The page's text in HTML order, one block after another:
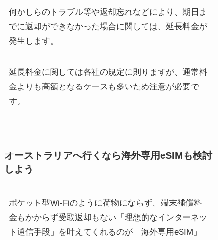
何かしらのトラブル等や返却忘れなどにより、期日ま
でに返却ができなかった場合に関しては、延長料金が
発生します。
延長料金に関しては各社の規定に則りますが、通常料
金よりも高額となるケースも多いため注意が必要で
す。
オーストラリアへ行くなら海外専用eSIMも検討
しよう
ポケット型Wi-Fiのように荷物にならず、端末補償料
金もかからず受取返却もない「理想的なインターネッ
ト通信手段」を叶えてくれるのが「海外専用eSIM」